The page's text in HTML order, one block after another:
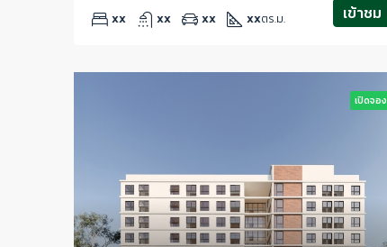
xx xx xx xxตร.ม. เข้าชม
เปิดจอง